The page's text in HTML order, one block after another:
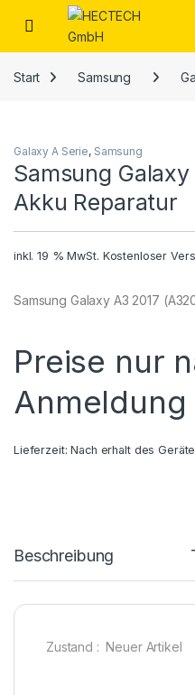
Open
Start Samsung
Galaxy A Serie, Samsung
Samsung
Akku Reparatur
inkl. 19 % MwSt. Kostenloser
Samsung Galaxy A3 2017
Preise nur
Anmeldung
Lieferzeit:Nach erhalt des
Beschreibung
Zustand : Neuer Artikel